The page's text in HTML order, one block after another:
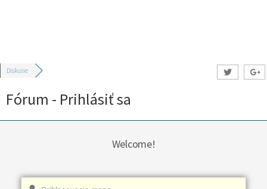
Diskusie
Fórum - Prihlásiť sa
Welcome!